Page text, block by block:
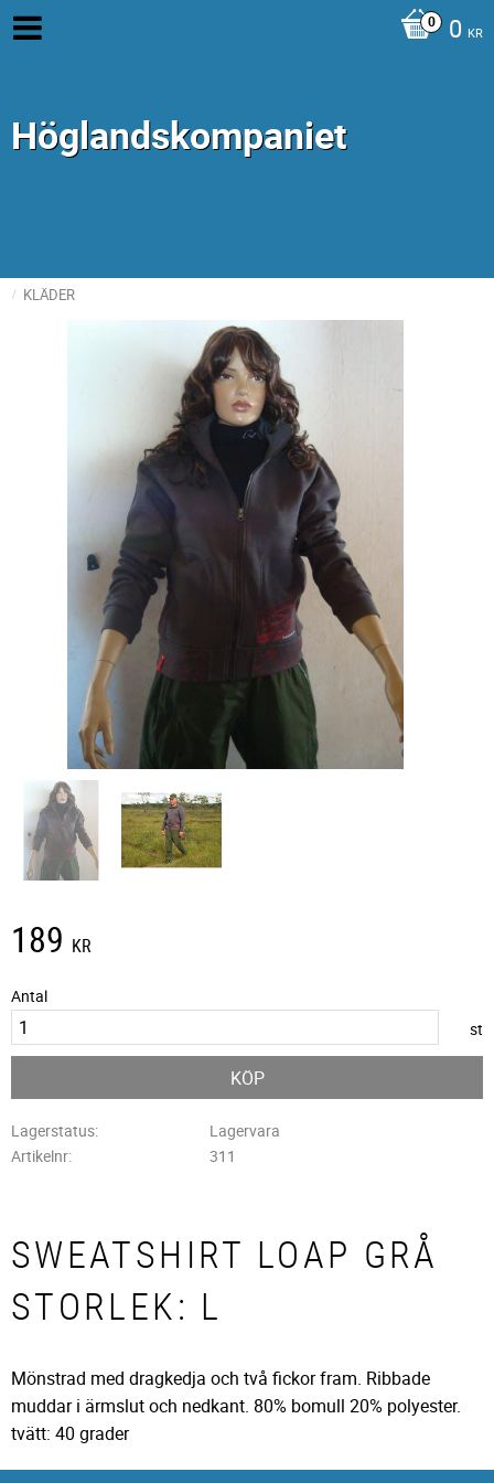
0 KR
Höglandskompaniet
KLÄDER
189 KR
Antal
st
KÖP
Lagerstatus
Lagervara
Artikelnr
311
SWEATSHIRT LOAP GRÅ
STORLEK: L
Mönstrad med dragkedja och två fickor fram. Ribbade
muddar i ärmslut och nedkant. 80% bomull 20% polyester.
tvätt: 40 grader